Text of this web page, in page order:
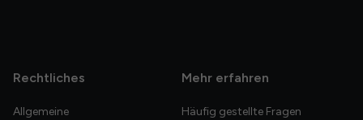
Rechtliches
Allgemeine
Mehr erfahren
Häufig gestellte Fragen